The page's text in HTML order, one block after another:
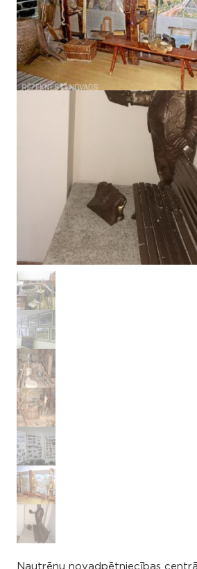
Nautrēnu novadpētniecības